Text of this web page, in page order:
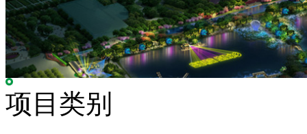
项目类别